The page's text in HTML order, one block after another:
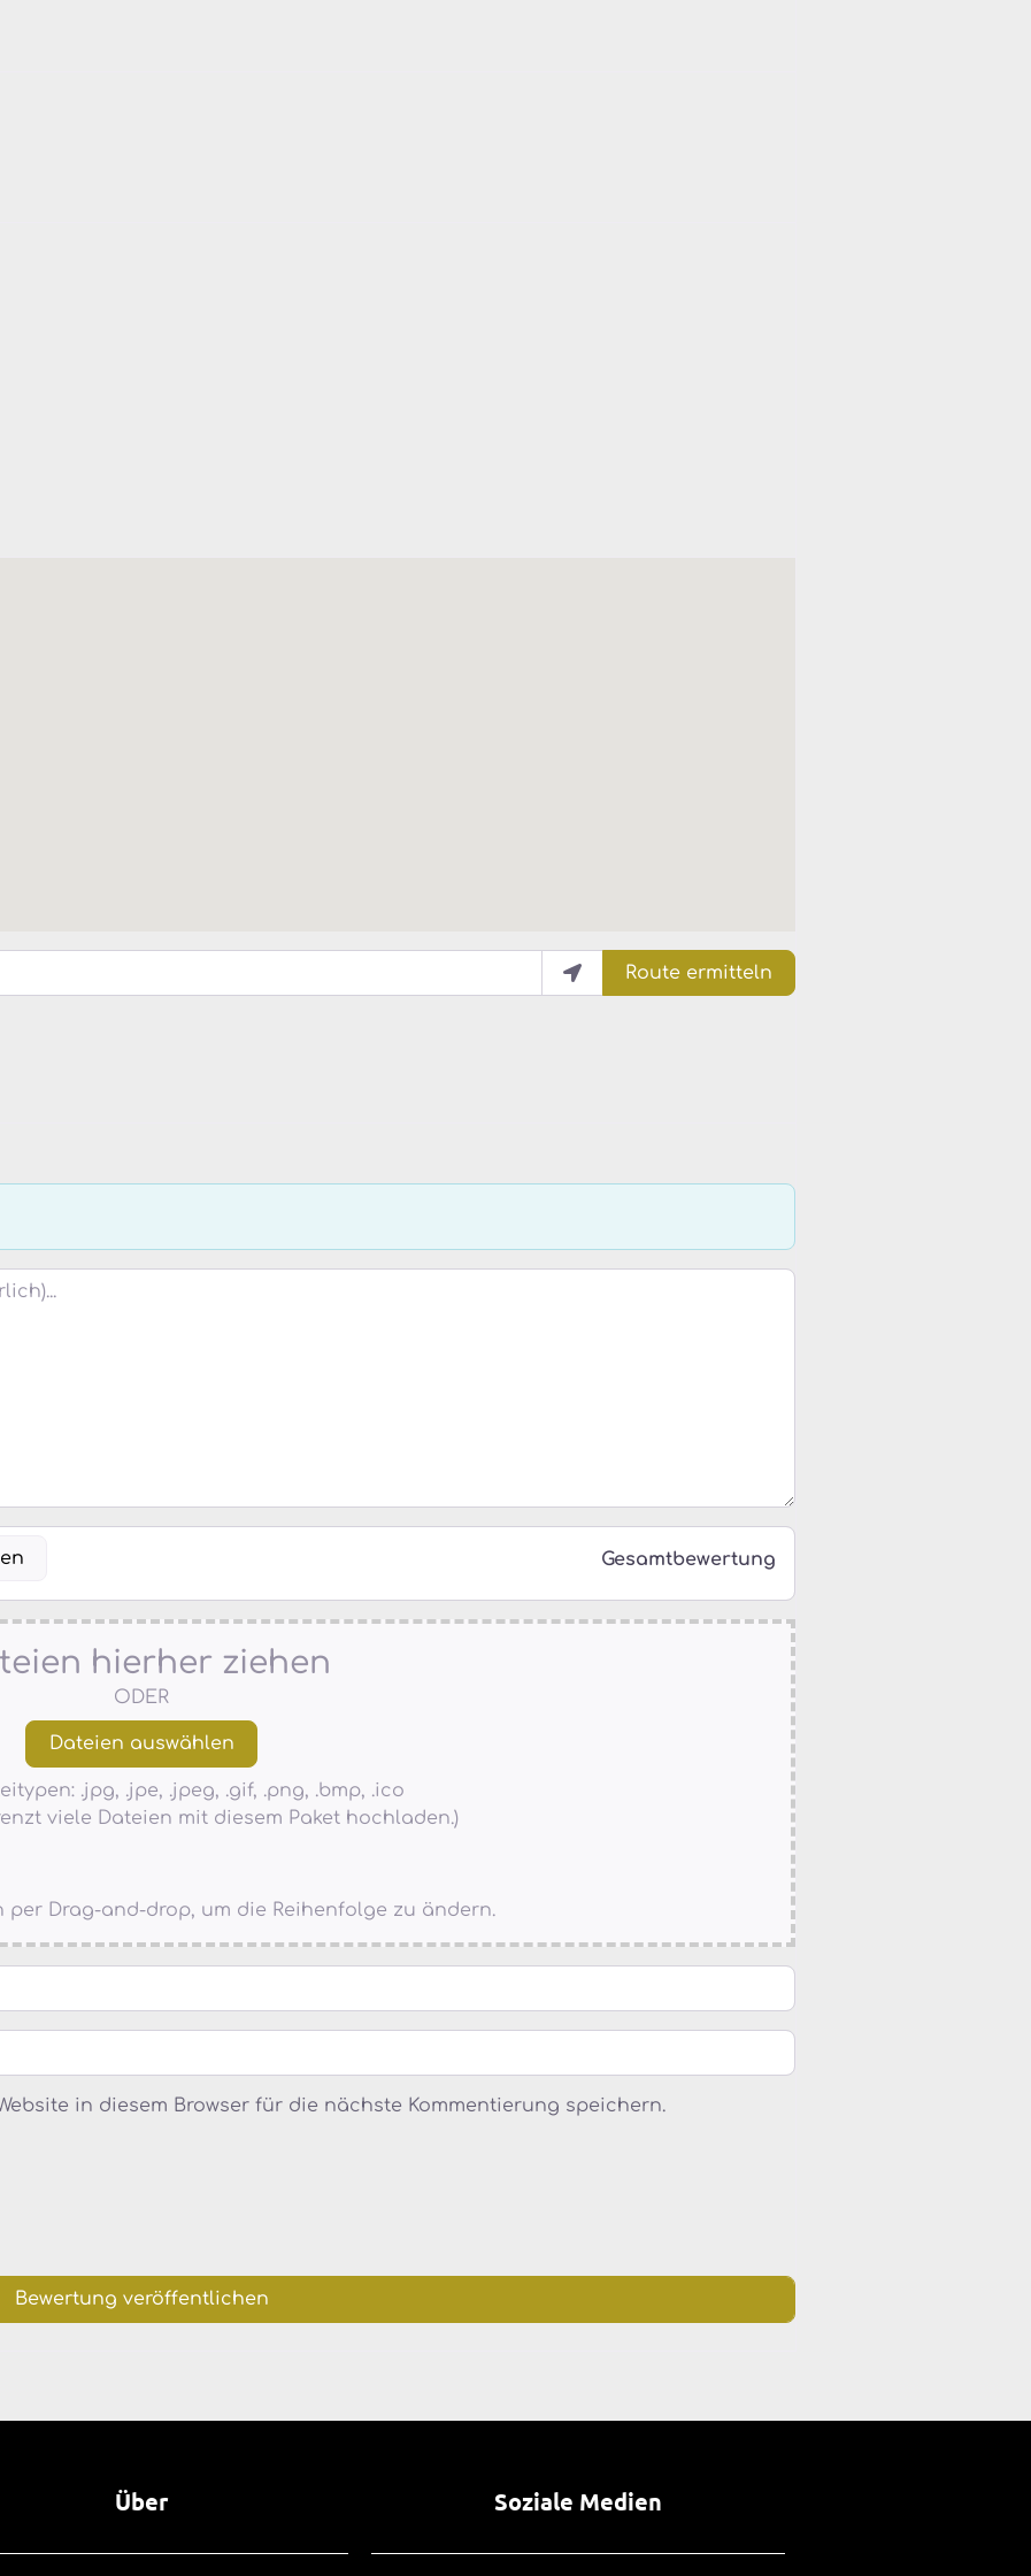
Route ermitteln
Gesamtbewertung
hierher ziehen
ODER
.jpg, .jpe, .jpeg, .gif, .png, .bmp, .ico
viele Dateien mit diesem Paket hochladen.)
per Drag-and-drop, um die Reihenfolge zu ändern.
in diesem Browser für die nächste Kommentierung speichern.
Über Soziale Medien